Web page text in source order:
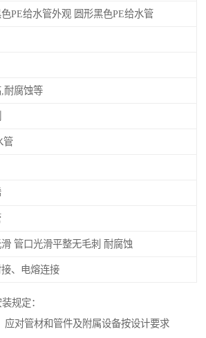
色PE给水管外观 圆形黑色PE给水管
耐腐蚀等
管
管口光滑平整无毛刺 耐腐蚀
、电熔连接
规定：
应对管材和管件及附属设备按设计要求